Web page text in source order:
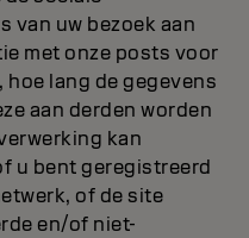
van uw bezoek aan
met onze posts voor
lang de gegevens
aan derden worden
kan
u bent geregistreerd
of de site
en/of niet-